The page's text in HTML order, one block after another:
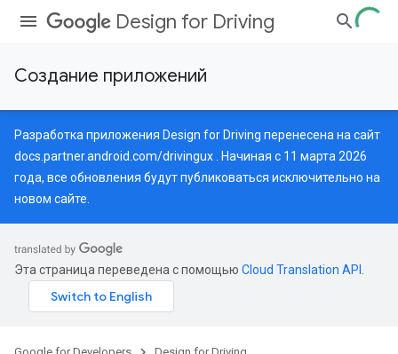
Design for Driving
Создание приложений
Разработка приложения Design for Driving перенесена на сайт
docs.partner.android.com/drivingux . Начиная с 11 марта 2026
года, все обновления будут публиковаться исключительно на
новом сайте.
Эта страница переведена с помощью Cloud Translation API